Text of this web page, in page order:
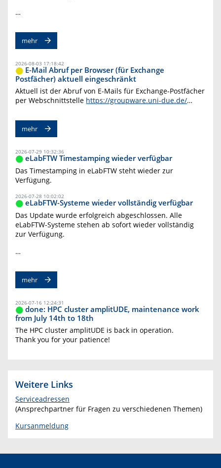
…
mehr
2026-08-03 17:18:42
E-Mail Abruf per Browser (für Exchange
Postfächer) aktuell eingeschränkt
Aktuell ist der Abruf von E-Mails für Exchange-Postfächer
per Webschnittstelle https://groupware.uni-due.de/…
mehr
2026-07-29 10:32:36
eLabFTW Timestamping wieder verfügbar
Das Timestamping in eLabFTW steht wieder zur
Verfügung.
2026-07-28 10:02:02
eLabFTW-Systeme wieder vollständig verfügbar
Das Update wurde erfolgreich abgeschlossen. Alle
eLabFTW-Systeme stehen ab sofort wieder vollständig
zur Verfügung.
…
mehr
2026-07-16 12:24:31
done: HPC cluster amplitUDE, maintenance work
from July 14th to 18th
The HPC cluster amplitUDE is back in operation.
Thank you for your patience!
Weitere Links
Serviceadressen
(Ansprechpartner für Fragen zu verschiedenen Themen)
Kursanmeldung